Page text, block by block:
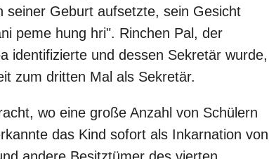
seiner Geburt aufsetzte, sein Gesicht
peme hung hri". Rinchen Pal, der
identifizierte und dessen Sekretär wurde,
zum dritten Mal als Sekretär.
wo eine große Anzahl von Schülern
das Kind sofort als Inkarnation von